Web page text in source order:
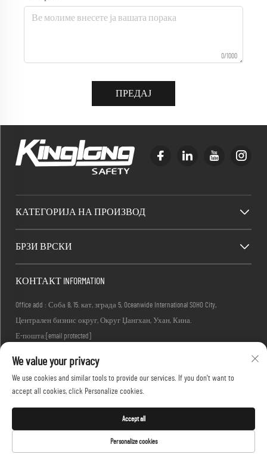
0/1000
ПРЕДАЈ
КАТЕГОРИЈА НА ПРОИЗВОД
БРЗИ ВРСКИ
КОНТАКТ INFORMATION
Office add : Соба 8, 15. кат, зграда 5, Oceanwide International SOHO City,
Централен бизнис округ, Округ Џангхан, Ухан, Кина.
Е-пошта: [email protected]
We value your privacy
We use cookies and similar tools to provide our services. If you don't want to
accept all cookies, click Personalize cookies.
Personalize cookies
Accept all